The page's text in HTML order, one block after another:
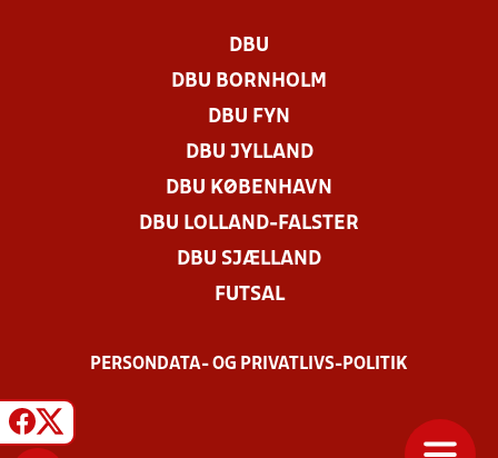
DBU
DBU BORNHOLM
DBU FYN
DBU JYLLAND
DBU KØBENHAVN
DBU LOLLAND-FALSTER
DBU SJÆLLAND
FUTSAL
PERSONDATA- OG PRIVATLIVS-POLITIK